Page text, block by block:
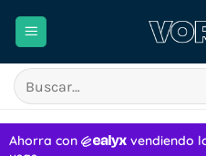
Buscar
por: